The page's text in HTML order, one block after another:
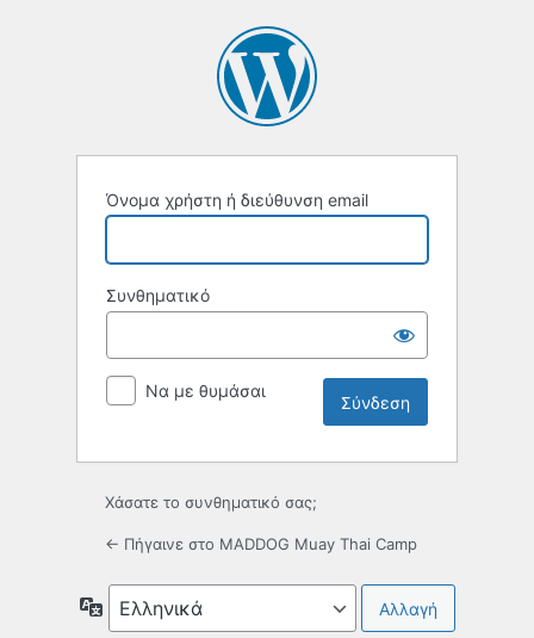
Όνομα χρήστη ή διεύθυνση email
Συνθηματικό
Να με θυμάσαι
Χάσατε το συνθηματικό σας;
← Πήγαινε στο MADDOG Muay Thai Camp
Γλώσσα